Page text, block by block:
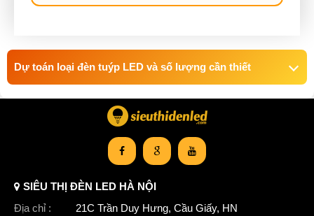
Dự toán loại đèn tuýp LED và số lượng cần thiết
SIÊU THỊ ĐÈN LED HÀ NỘI
Địa chỉ :
21C Trần Duy Hưng, Cầu Giấy, HN